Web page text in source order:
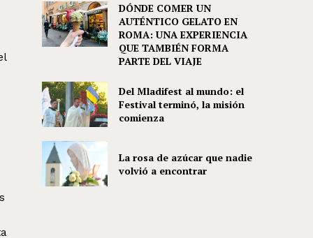
DÓNDE COMER UN
AUTÉNTICO GELATO EN
ROMA: UNA EXPERIENCIA
QUE TAMBIÉN FORMA
PARTE DEL VIAJE
Del Mladifest al mundo: el
Festival terminó, la misión
comienza
La rosa de azúcar que nadie
volvió a encontrar